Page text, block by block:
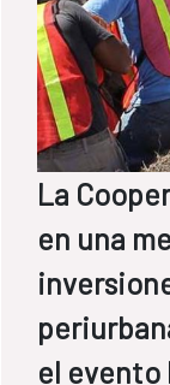
La
en una
el evento